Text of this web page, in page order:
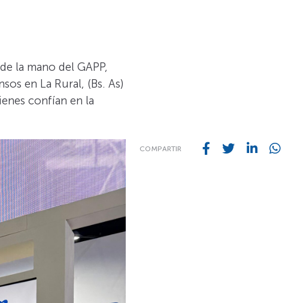
la mano del GAPP,
en La Rural, (Bs. As)
confían en la
COMPARTIR